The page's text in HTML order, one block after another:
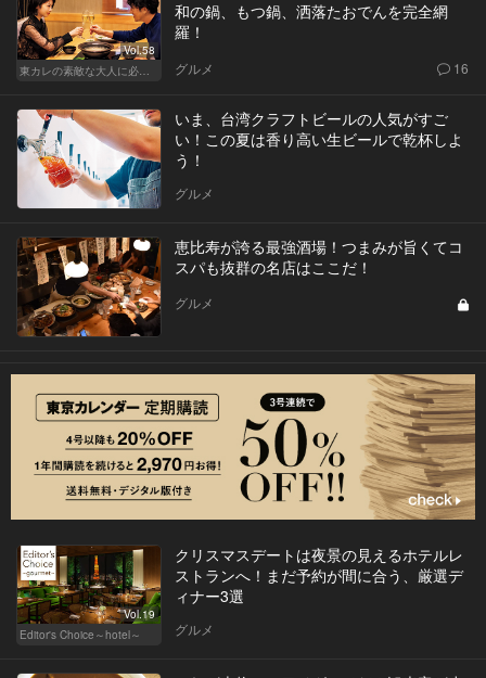
Vol.58
東カレの素敵な大人に必要なこと
和の鍋、もつ鍋、洒落たおでんを完全網
羅！
グルメ 16
いま、台湾クラフトビールの人気がすご
い！この夏は香り高い生ビールで乾杯しよ
う！
グルメ
恵比寿が誇る最強酒場！つまみが旨くてコ
スパも抜群の名店はここだ！
グルメ
Vol.19
Editor's Choice～hotel～
クリスマスデートは夜景の見えるホテルレ
ストランへ！まだ予約が間に合う、厳選デ
ィナー3選
グルメ